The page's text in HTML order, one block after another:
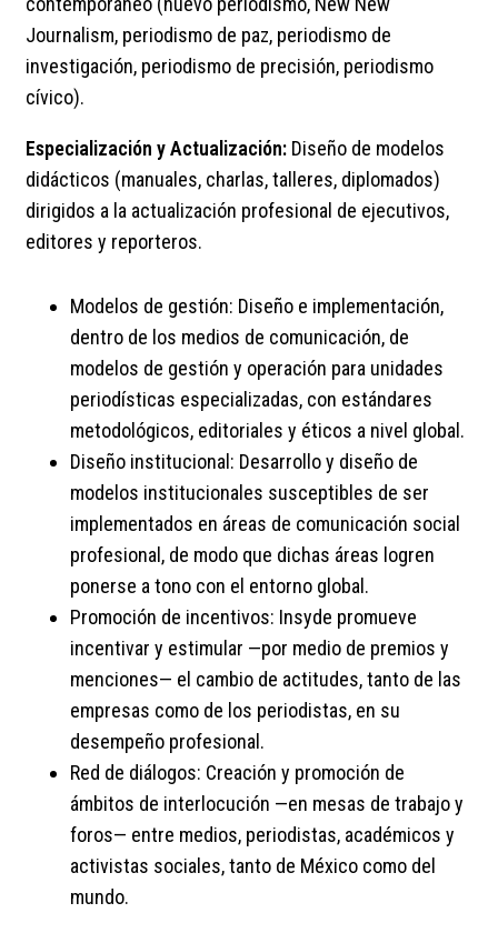
Journalism, periodismo de paz, periodismo de
investigación, periodismo de precisión, periodismo
cívico).
Especialización y Actualización: Diseño de modelos
didácticos (manuales, charlas, talleres, diplomados)
dirigidos a la actualización profesional de ejecutivos,
editores y reporteros.
Modelos de gestión: Diseño e implementación,
dentro de los medios de comunicación, de
modelos de gestión y operación para unidades
periodísticas especializadas, con estándares
metodológicos, editoriales y éticos a nivel global.
Diseño institucional: Desarrollo y diseño de
modelos institucionales susceptibles de ser
implementados en áreas de comunicación social
profesional, de modo que dichas áreas logren
ponerse a tono con el entorno global.
Promoción de incentivos: Insyde promueve
incentivar y estimular —por medio de premios y
menciones— el cambio de actitudes, tanto de las
empresas como de los periodistas, en su
desempeño profesional.
Red de diálogos: Creación y promoción de
ámbitos de interlocución —en mesas de trabajo y
foros— entre medios, periodistas, académicos y
activistas sociales, tanto de México como del
mundo.